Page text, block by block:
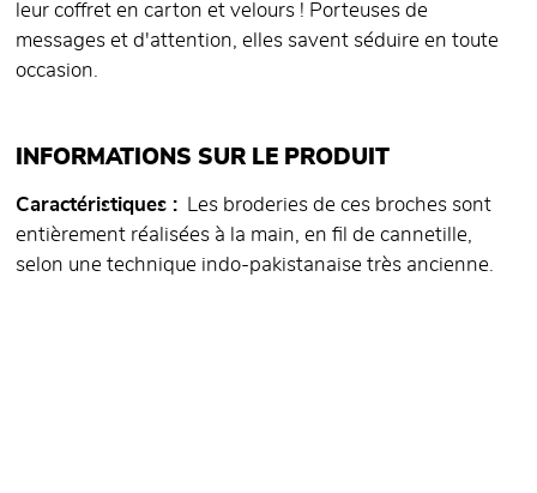
leur coffret en carton et velours ! Porteuses de
messages et d'attention, elles savent séduire en toute
occasion.
INFORMATIONS SUR LE PRODUIT
Caractéristiques
Les broderies de ces broches sont
entièrement réalisées à la main, en fil de cannetille,
selon une technique indo-pakistanaise très ancienne.